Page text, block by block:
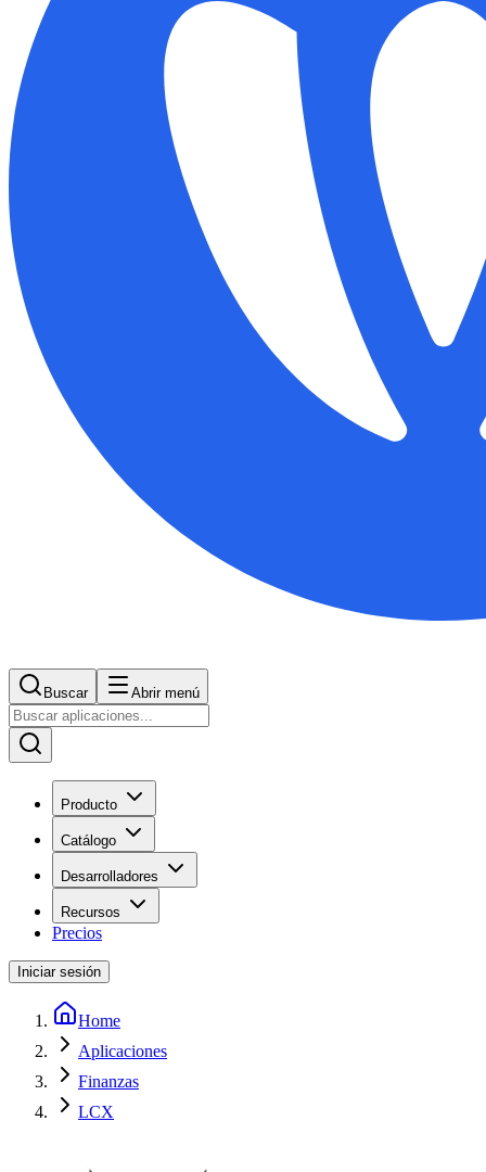
Buscar Abrir menú
Producto
Catálogo
Desarrolladores
Recursos
Precios
Iniciar sesión
Home
Aplicaciones
Finanzas
LCX